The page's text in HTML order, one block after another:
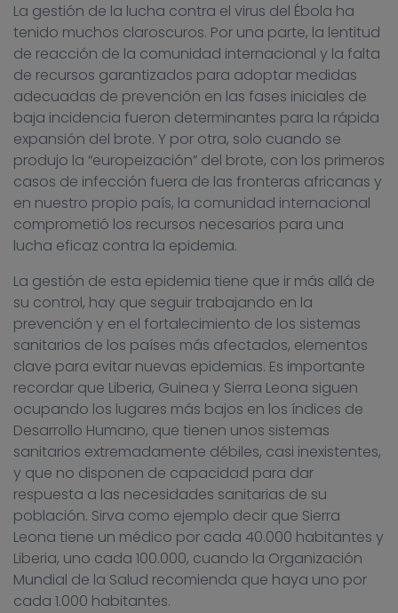
La gestión de la lucha contra el virus del Ébola ha
tenido muchos claroscuros. Por una parte, la lentitud
de reacción de la comunidad internacional y la falta
de recursos garantizados para adoptar medidas
adecuadas de prevención en las fases iniciales de
baja incidencia fueron determinantes para la rápida
expansión del brote. Y por otra, solo cuando se
produjo la “europeización” del brote, con los primeros
casos de infección fuera de las fronteras africanas y
en nuestro propio país, la comunidad internacional
comprometió los recursos necesarios para una
lucha eficaz contra la epidemia.
La gestión de esta epidemia tiene que ir más allá de
su control, hay que seguir trabajando en la
prevención y en el fortalecimiento de los sistemas
sanitarios de los países más afectados, elementos
clave para evitar nuevas epidemias. Es importante
recordar que Liberia, Guinea y Sierra Leona siguen
ocupando los lugares más bajos en los índices de
Desarrollo Humano, que tienen unos sistemas
sanitarios extremadamente débiles, casi inexistentes,
y que no disponen de capacidad para dar
respuesta a las necesidades sanitarias de su
población. Sirva como ejemplo decir que Sierra
Leona tiene un médico por cada 40.000 habitantes y
Liberia, uno cada 100.000, cuando la Organización
Mundial de la Salud recomienda que haya uno por
cada 1.000 habitantes.